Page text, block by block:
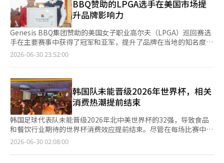
反响。 业内人士表示，补身日是全年最大的高峰期之一，因此通
过新菜单、折扣促销和合作营销来扩大消费者流入，最大化7月至8
月的业绩。业界人士指出：“由于物价上涨，外出就餐的负担加
重，选择鸡肉作为补身日食物的消费者正在增加。”并表示：“我
们计划通过新菜单和多样化的促销活动，积极迎合夏季高峰期的需
求。”
近的住宅和商业综合体内。第二家门店位于科拉曼加拉，被认为是
全球餐饮品牌集中的核心餐饮区，便于观察消费者反应。 这两家
门店都以休闲餐饮氛围的快餐形式设计。HSR布局店面积为232平
方米（90个座位），科拉曼加拉店面积为172平方米（60个座
位），主要面向职场人士和家庭客户。 门店提供包括黄金炸鸡、
秘密调料等代表性鸡肉菜单，以及汉堡、炒年糕、泡菜炒饭等多种
K-食品餐点。 同时也考虑到了当地消费者的特点。所有鸡肉菜单
者推出了素食汉堡和黄金花椰菜等素食菜单。 印度拥有14亿人
口，餐饮市场正在快速增长。随着韩国文化的流行，尤其是在年轻
人中，K-食品的需求不断上升，因此BBQ计划通过彻底的本地化
和定制菜单来扎根于市场。 BBQ相关人士表示：“印度是一个具
有高成长潜力的全球市场，我们计划基于反映当地饮食文化和消费
者特点的菜单和运营策略，进一步扩大全球业务。” 此外，BBQ
在全球57个国家运营着800多家海外门店。※ 本报道经人工智能
（AI）系统翻译与编辑。
BBQ赞助的LPGA选手在美国市场提
升品牌影响力
Genesis BBQ集团赞助的美国女子职业高尔夫（LPGA）巡回赛选
手在主要赛事中获得了冠军和亚军，提升了品牌在当地的知名度。
BBQ于30日宣布，赞助的选手柳海兰在LPGA巡回赛五大主要赛事
标志的服装参赛。特别是在第一和第二轮中，柳伊娜选手保持了单
独领先，而在第三和第四轮中，柳海兰选手接过领先位置，最终确
定了胜利。在最后一轮的冠军组中，有三名选手中有两名是赞助选
手，品牌通过全球转播渠道得到了集中曝光。 自与BBQ签订赞助
合同以来，柳海兰选手在去年5月的黑沙漠锦标赛夺冠后，再次在
此次主要赛事中登顶，实现了LPGA巡回赛的两次胜利，总计四次
胜利。柳伊娜选手在本赛季的主要赛事中也取得了亚军的佳绩。
BBQ自2025年起，作为针对美国市场的体育营销策略，开始多元
化赞助LPGA选手。去年1月与柳伊娜选手签约后，又与柳海兰选手
2026-06-30 23:52:00
韩国队未能晋级2026年世界杯，相关
消费热潮提前结束
韩国足球代表队未能晋级2026年北中美世界杯的32强，导致食品
和餐饮行业期待的世界杯消费效应提前结束。尽管在每场比赛中，
鸡肉、啤酒和方便食品等消费大幅增加，但由于未能进入淘汰赛，
士透露，前一天进行的世界杯小组赛K组比赛中，刚果民主共和国
2026-06-30 02:08:00
页